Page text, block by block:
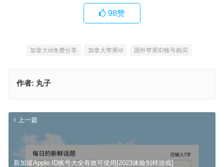
98赞
加拿大id免费分享 加拿大苹果id 国外苹果ID账号购买
作者: 丸子
上一篇
新加坡Apple ID账号大全有效可使用[2023体验别样游戏]